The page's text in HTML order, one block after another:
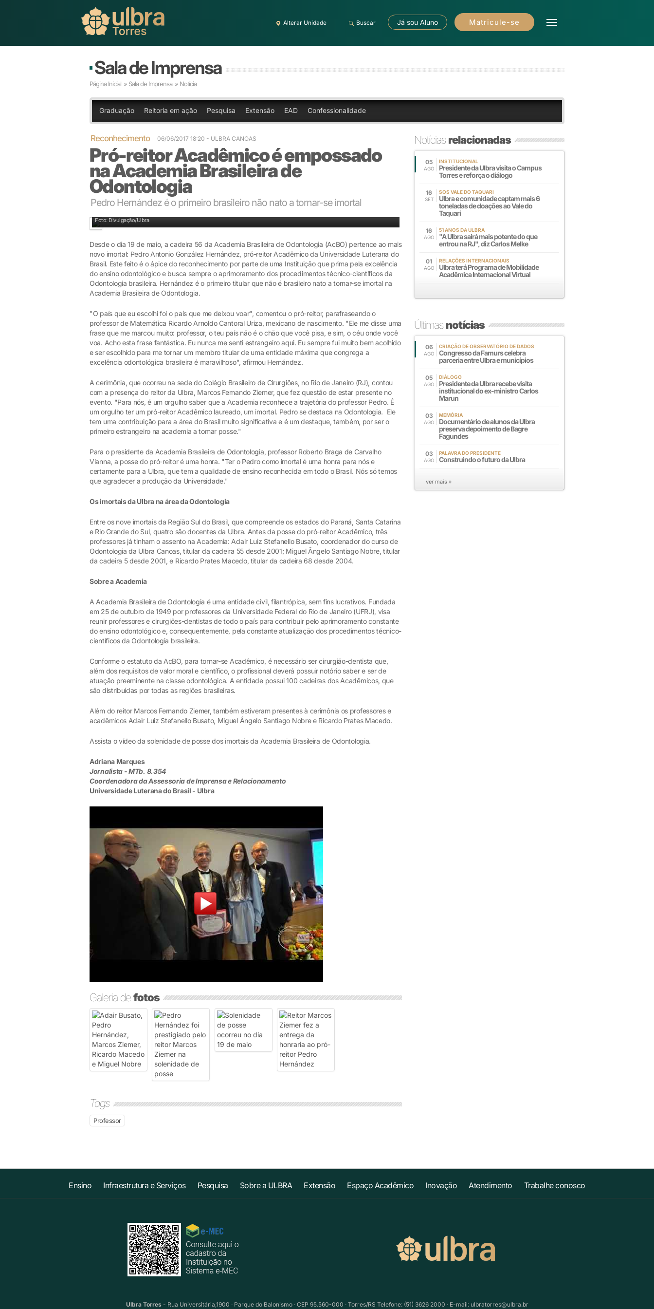
Alterar Unidade Buscar Já sou Aluno Matricule-se
Sala de Imprensa
Página Inicial » Sala de Imprensa » Notícia
Graduação Reitoria em ação Pesquisa Extensão EAD Confessionalidade
Reconhecimento 06/06/2017 18:20 - ULBRA CANOAS
Pró-reitor Acadêmico é empossado
na Academia Brasileira de
Odontologia
Pedro Hernández é o primeiro brasileiro não nato a tornar-se imortal
Foto: Divulgação/Ulbra
Desde o dia 19 de maio, a cadeira 56 da Academia Brasileira de Odontologia (AcBO) pertence ao mais
novo imortal: Pedro Antonio González Hernández, pró-reitor Acadêmico da Universidade Luterana do
Brasil. Este feito é o ápice do reconhecimento por parte de uma Instituição que prima pela excelência
do ensino odontológico e busca sempre o aprimoramento dos procedimentos técnico-científicos da
Odontologia brasileira. Hernández é o primeiro titular que não é brasileiro nato a tornar-se imortal na
Academia Brasileira de Odontologia.
"O país que eu escolhi foi o país que me deixou voar", comentou o pró-reitor, parafraseando o
professor de Matemática Ricardo Arnoldo Cantoral Uriza, mexicano de nascimento. "Ele me disse uma
frase que me marcou muito: professor, o teu país não é o chão que você pisa, e sim, o céu onde você
voa. Acho esta frase fantástica. Eu nunca me senti estrangeiro aqui. Eu sempre fui muito bem acolhido
e ser escolhido para me tornar um membro titular de uma entidade máxima que congrega a
excelência odontológica brasileira é maravilhoso", afirmou Hernández.
A cerimônia, que ocorreu na sede do Colégio Brasileiro de Cirurgiões, no Rio de Janeiro (RJ), contou
com a presença do reitor da Ulbra, Marcos Fernando Ziemer, que fez questão de estar presente no
evento. "Para nós, é um orgulho saber que a Academia reconhece a trajetória do professor Pedro. É
um orgulho ter um pró-reitor Acadêmico laureado, um imortal. Pedro se destaca na Odontologia. Ele
tem uma contribuição para a área do Brasil muito significativa e é um destaque, também, por ser o
primeiro estrangeiro na academia a tomar posse."
Para o presidente da Academia Brasileira de Odontologia, professor Roberto Braga de Carvalho
Vianna, a posse do pró-reitor é uma honra. "Ter o Pedro como imortal é uma honra para nós e
certamente para a Ulbra, que tem a qualidade de ensino reconhecida em todo o Brasil. Nós só temos
que agradecer a produção da Universidade."
Os imortais da Ulbra na área da Odontologia
Entre os nove imortais da Região Sul do Brasil, que compreende os estados do Paraná, Santa Catarina
e Rio Grande do Sul, quatro são docentes da Ulbra. Antes da posse do pró-reitor Acadêmico, três
professores já tinham o assento na Academia: Adair Luiz Stefanello Busato, coordenador do curso de
Odontologia da Ulbra Canoas, titular da cadeira 55 desde 2001; Miguel Ângelo Santiago Nobre, titular
da cadeira 5 desde 2001, e Ricardo Prates Macedo, titular da cadeira 68 desde 2004.
Sobre a Academia
A Academia Brasileira de Odontologia é uma entidade civil, filantrópica, sem fins lucrativos. Fundada
em 25 de outubro de 1949 por professores da Universidade Federal do Rio de Janeiro (UFRJ), visa
reunir professores e cirurgiões-dentistas de todo o país para contribuir pelo aprimoramento constante
do ensino odontológico e, consequentemente, pela constante atualização dos procedimentos técnico-
científicos da Odontologia brasileira.
Conforme o estatuto da AcBO, para tornar-se Acadêmico, é necessário ser cirurgião-dentista que,
além dos requisitos de valor moral e científico, o profissional deverá possuir notório saber e ser de
atuação preeminente na classe odontológica. A entidade possui 100 cadeiras dos Acadêmicos, que
são distribuídas por todas as regiões brasileiras.
Além do reitor Marcos Fernando Ziemer, também estiveram presentes à cerimônia os professores e
acadêmicos Adair Luiz Stefanello Busato, Miguel Ângelo Santiago Nobre e Ricardo Prates Macedo.
Assista o vídeo da solenidade de posse dos imortais da Academia Brasileira de Odontologia.
Adriana Marques
Jornalista - MTb. 8.354
Coordenadora da Assessoria de Imprensa e Relacionamento
Universidade Luterana do Brasil - Ulbra
Galeria defotos
Tags
Professor
Notíciasrelacionadas
05
AGO
INSTITUCIONAL
Presidente da Ulbra visita o Campus
Torres e reforça o diálogo
16
SET
SOS VALE DO TAQUARI
Ulbra e comunidade captam mais 6
toneladas de doações ao Vale do
Taquari
16
AGO
51 ANOS DA ULBRA
"A Ulbra sairá mais potente do que
entrou na RJ", diz Carlos Melke
01
AGO
RELAÇÕES INTERNACIONAIS
Ulbra terá Programa de Mobilidade
Acadêmica Internacional Virtual
Últimasnotícias
06
AGO
CRIAÇÃO DE OBSERVATÓRIO DE DADOS
Congresso da Famurs celebra
parceria entre Ulbra e municípios
05
AGO
DIÁLOGO
Presidente da Ulbra recebe visita
institucional do ex-ministro Carlos
Marun
03
AGO
MEMÓRIA
Documentário de alunos da Ulbra
preserva depoimento de Bagre
Fagundes
03
AGO
PALAVRA DO PRESIDENTE
Construindo o futuro da Ulbra
ver mais »
Ensino Infraestrutura e Serviços Pesquisa Sobre a ULBRA Extensão Espaço Acadêmico Inovação Atendimento Trabalhe conosco
Ulbra Torres- Rua Universitária,1900 · Parque do Balonismo · CEP 95.560-000 · Torres/RS Telefone: (51) 3626 2000 · E-mail: ulbratorres@ulbra.br